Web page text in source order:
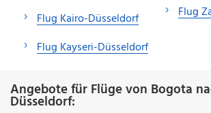
Flug Kairo-Düsseldorf
Flug Kayseri-Düsseldorf
Flug
Angebote für Flüge von Bogota
Düsseldorf: